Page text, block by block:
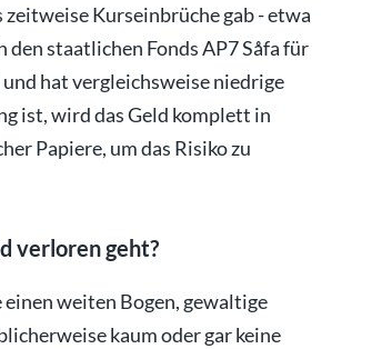
Kurseinbrüche gab - etwa
staatlichen Fonds AP7 Såfa für
hat vergleichsweise niedrige
ist, wird das Geld komplett in
Papiere, um das Risiko zu
verloren geht?
weiten Bogen, gewaltige
kaum oder gar keine